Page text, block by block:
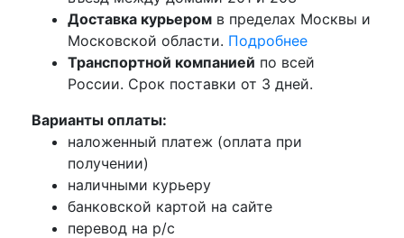
Доставка курьером в пределах Москвы и
Московской области. Подробнее
Транспортной компанией по всей
России. Срок поставки от 3 дней.
Варианты оплаты:
наложенный платеж (оплата при
получении)
наличными курьеру
банковской картой на сайте
перевод на р/с